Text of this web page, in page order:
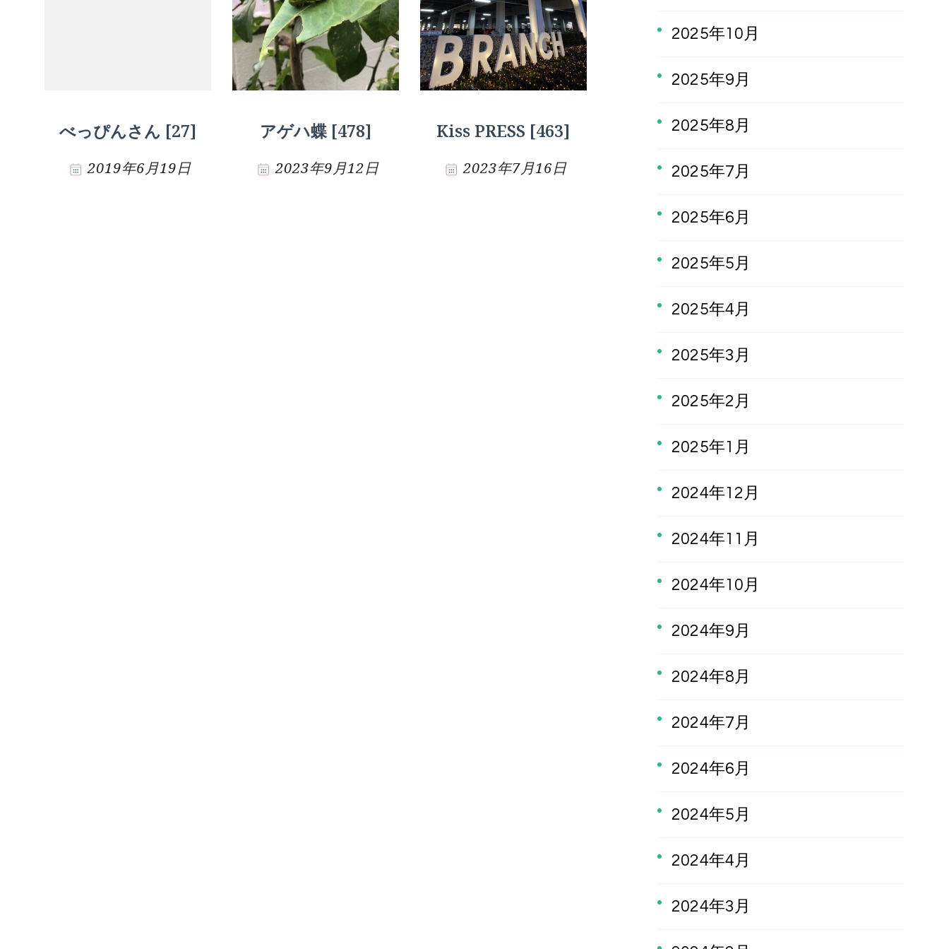
べっぴんさん [27]
2019年6月19日
アゲハ蝶 [478]
2023年9月12日
Kiss PRESS [463]
2023年7月16日
2025年10月
2025年9月
2025年8月
2025年7月
2025年6月
2025年5月
2025年4月
2025年3月
2025年2月
2025年1月
2024年12月
2024年11月
2024年10月
2024年9月
2024年8月
2024年7月
2024年6月
2024年5月
2024年4月
2024年3月